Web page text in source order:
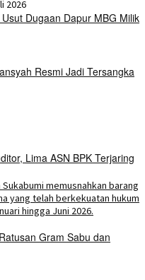
2026
Dugaan Dapur MBG Milik
Resmi Jadi Tersangka
Lima ASN BPK Terjaring
Gram Sabu dan